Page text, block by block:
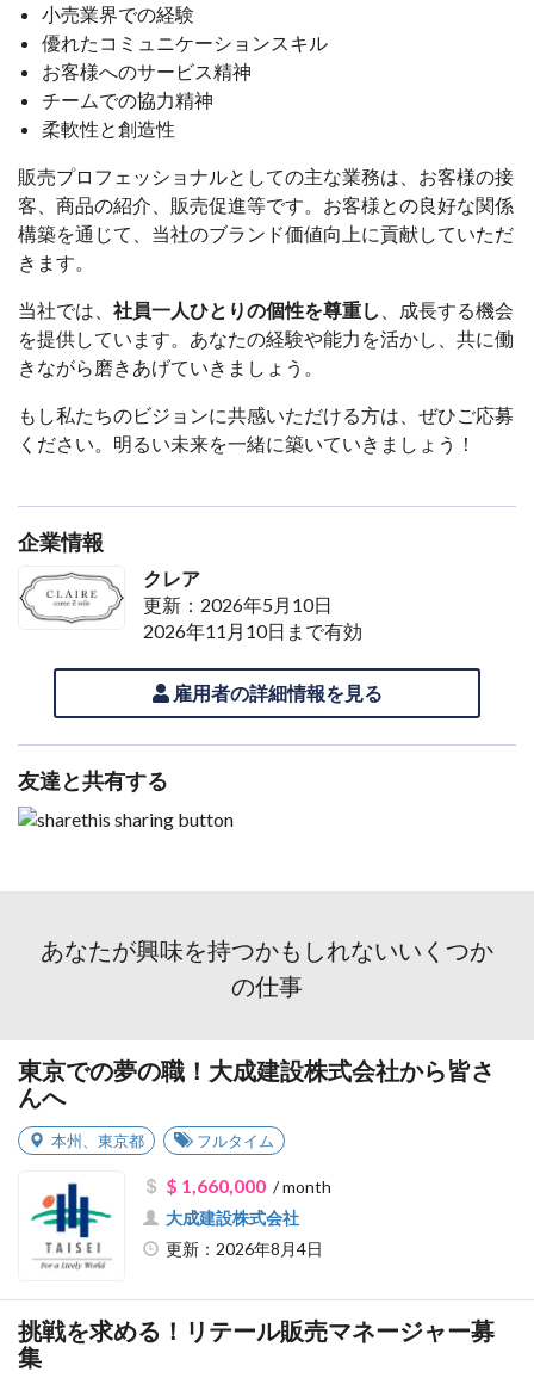
小売業界での経験
優れたコミュニケーションスキル
お客様へのサービス精神
チームでの協力精神
柔軟性と創造性
販売プロフェッショナルとしての主な業務は、お客様の接
客、商品の紹介、販売促進等です。お客様との良好な関係
構築を通じて、当社のブランド価値向上に貢献していただ
きます。
当社では、 社員一人ひとりの個性を尊重し
、成長する機会
を提供しています。あなたの経験や能力を活かし、共に働
きながら磨きあげていきましょう。
もし私たちのビジョンに共感いただける方は、ぜひご応募
ください。明るい未来を一緒に築いていきましょう！
企業情報
クレア
更新：2026年5月10日
2026年11月10日まで有効
雇用者の詳細情報を見る
友達と共有する
あなたが興味を持つかもしれないいくつか
の仕事
東京での夢の職！大成建設株式会社から皆さ
んへ
本州 東京都 フルタイム
$ 1,660,000/ month
大成建設株式会社
更新：2026年8月4日
挑戦を求める！リテール販売マネージャー募
集